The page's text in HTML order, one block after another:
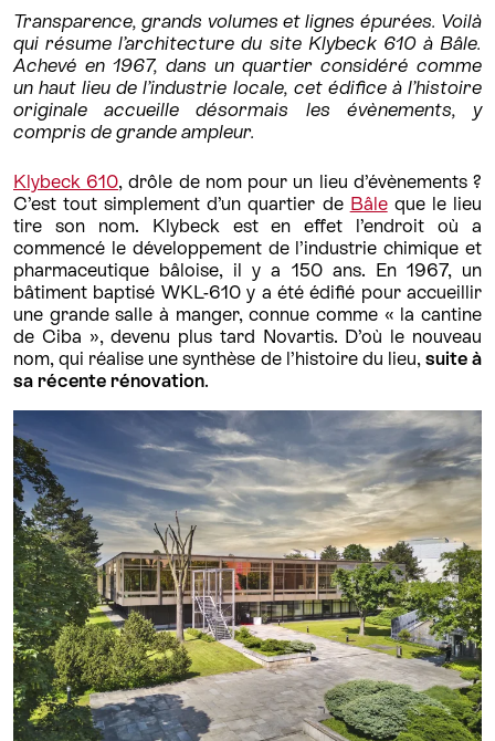
Transparence, grands volumes et lignes épurées. Voilà
qui résume l’architecture du site Klybeck 610 à Bâle.
Achevé en 1967, dans un quartier considéré comme
un haut lieu de l’industrie locale, cet édifice à l’histoire
originale accueille désormais les évènements, y
compris de grande ampleur.
Klybeck 610, drôle de nom pour un lieu d’évènements ?
C’est tout simplement d’un quartier de Bâleque le lieu
tire son nom. Klybeck est en effet l’endroit où a
commencé le développement de l’industrie chimique et
pharmaceutique bâloise, il y a 150 ans. En 1967, un
bâtiment baptisé WKL-610 y a été édifié pour accueillir
une grande salle à manger, connue comme « la cantine
de Ciba », devenu plus tard Novartis. D’où le nouveau
nom, qui réalise une synthèse de l’histoire du lieu, suite à
sa récente rénovation.